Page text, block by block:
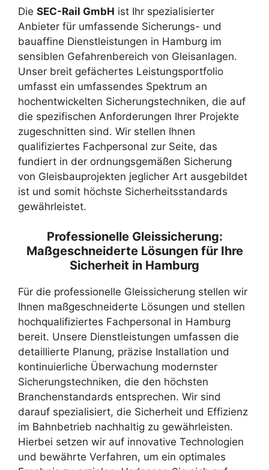
Die SEC-Rail GmbH ist Ihr spezialisierter
Anbieter für umfassende Sicherungs- und
bauaffine Dienstleistungen in Hamburg im
sensiblen Gefahrenbereich von Gleisanlagen.
Unser breit gefächertes Leistungsportfolio
umfasst ein umfassendes Spektrum an
hochentwickelten Sicherungstechniken, die auf
die spezifischen Anforderungen Ihrer Projekte
zugeschnitten sind. Wir stellen Ihnen
qualifiziertes Fachpersonal zur Seite, das
fundiert in der ordnungsgemäßen Sicherung
von Gleisbauprojekten jeglicher Art ausgebildet
ist und somit höchste Sicherheitsstandards
gewährleistet.
Professionelle Gleissicherung:
Maßgeschneiderte Lösungen für Ihre
Sicherheit in Hamburg
Für die professionelle Gleissicherung stellen wir
Ihnen maßgeschneiderte Lösungen und stellen
hochqualifiziertes Fachpersonal in Hamburg
bereit. Unsere Dienstleistungen umfassen die
detaillierte Planung, präzise Installation und
kontinuierliche Überwachung modernster
Sicherungstechniken, die den höchsten
Branchenstandards entsprechen. Wir sind
darauf spezialisiert, die Sicherheit und Effizienz
im Bahnbetrieb nachhaltig zu gewährleisten.
Hierbei setzen wir auf innovative Technologien
und bewährte Verfahren, um ein optimales